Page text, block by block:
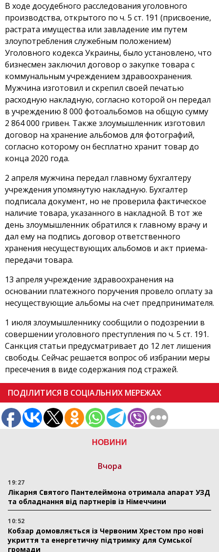
НОВИНИ
Вчора
19:27
Лікарня Святого Пантелеймона отримала апарат УЗД
та обладнання від партнерів із Німеччини
10:52
Кобзар домовляється із Червоним Хрестом про нові
укриття та енергетичну підтримку для Сумської
громади
В ходе досудебного расследования уголовного
производства, открытого по ч. 5 ст. 191 (присвоение,
растрата имущества или завладение им путем
злоупотребления служебным положением)
Уголовного кодекса Украины, было установлено, что
бизнесмен заключил договор о закупке товара с
коммунальным учреждением здравоохранения.
Мужчина изготовил и скрепил своей печатью
расходную накладную, согласно которой он передал
в учреждению 8 000 фотоальбомов на общую сумму
2 864 000 гривен. Также злоумышленник изготовил
договор на хранение альбомов для фотографий,
согласно которому он бесплатно хранит товар до
конца 2020 года.
2 апреля мужчина передал главному бухгалтеру
учреждения упомянутую накладную. Бухгалтер
подписала документ, но не проверила фактическое
наличие товара, указанного в накладной. В тот же
день злоумышленник обратился к главному врачу и
дал ему на подпись договор ответственного
хранения несуществующих альбомов и акт приема-
передачи товара.
13 апреля учреждение здравоохранения на
основании платежного поручения провело оплату за
несуществующие альбомы на счет предпринимателя.
1 июля злоумышленнику сообщили о подозрении в
совершении уголовного преступления по ч. 5 ст. 191.
Санкция статьи предусматривает до 12 лет лишения
свободы. Сейчас решается вопрос об избрании меры
пресечения в виде содержания под стражей.
ПОДІЛИТИСЯ В СОЦІАЛЬНИХ МЕРЕЖАХ